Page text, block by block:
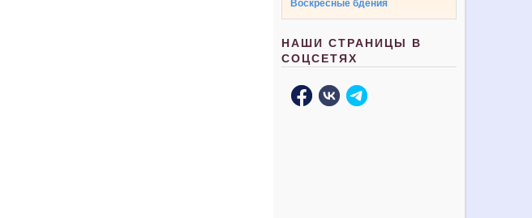
Воскресные бдения
НАШИ СТРАНИЦЫ В
СОЦСЕТЯХ